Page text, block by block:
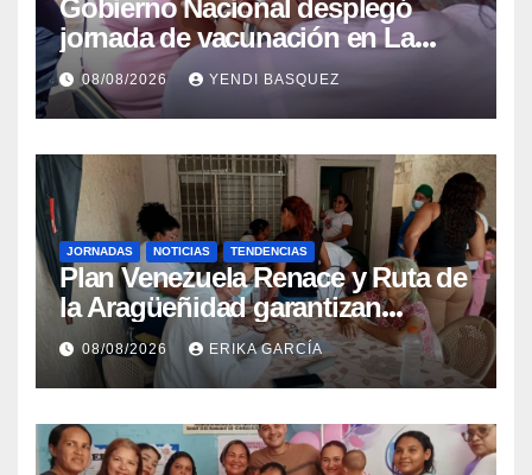
Gobierno Nacional desplegó
jornada de vacunación en La
Guaira para garantizar protección
epidemiológica
08/08/2026 YENDI BASQUEZ
JORNADAS NOTICIAS TENDENCIAS
Plan Venezuela Renace y Ruta de
la Aragüeñidad garantizan
atención médica integral en
Aragua
08/08/2026 ERIKA GARCÍA